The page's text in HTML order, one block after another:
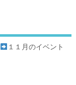
１１月のイベント